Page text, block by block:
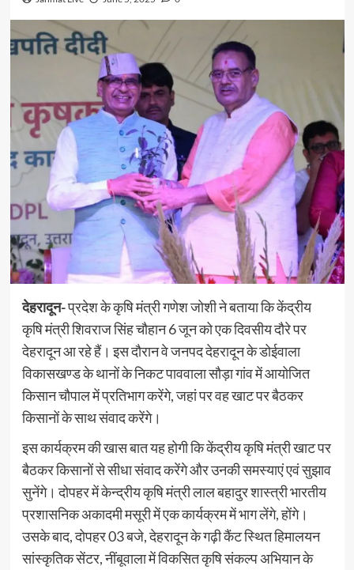
देहरादून-प्रदेश के कृषि मंत्री गणेश जोशी ने बताया कि केंद्रीय
कृषि मंत्री शिवराज सिंह चौहान 6 जून को एक दिवसीय दौरे पर
देहरादून आ रहे हैं। इस दौरान वे जनपद देहरादून के डोईवाला
विकासखण्ड के थानों के निकट पाववाला सौड़ा गांव में आयोजित
किसान चौपाल में प्रतिभाग करेंगे, जहां पर वह खाट पर बैठकर
किसानों के साथ संवाद करेंगे।
इस कार्यक्रम की खास बात यह होगी कि केंद्रीय कृषि मंत्री खाट पर
बैठकर किसानों से सीधा संवाद करेंगे और उनकी समस्याएं एवं सुझाव
सुनेंगे। दोपहर में केन्द्रीय कृषि मंत्री लाल बहादुर शास्त्री भारतीय
प्रशासनिक अकादमी मसूरी में एक कार्यक्रम में भाग लेंगे, होंगे।
उसके बाद, दोपहर 03 बजे, देहरादून के गढ़ी कैंट स्थित हिमालयन
सांस्कृतिक सेंटर, नींबूवाला में विकसित कृषि संकल्प अभियान के